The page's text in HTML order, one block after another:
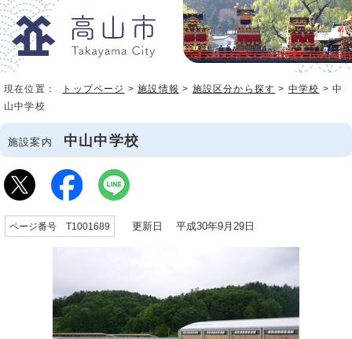
現在位置： トップページ >施設情報 > 施設区分から探す > 中学校 > 中
山中学校
施設案内 中山中学校
ページ番号 T1001689 更新日 平成30年9月29日